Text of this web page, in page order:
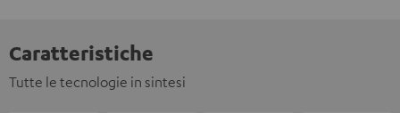
Caratteristiche
Tutte le tecnologie in sintesi